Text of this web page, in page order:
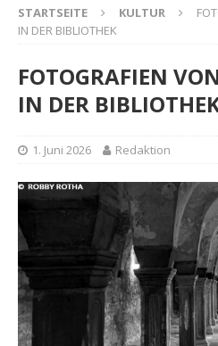
STARTSEITE KULTUR
IN DER BIBLIOTHEK
FOTOGRAFIEN
IN DER
1. Juni 2026 Redaktion